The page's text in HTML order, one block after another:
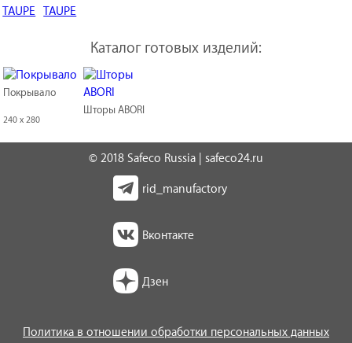
Каталог готовых изделий:
Покрывало
240 x 280
Шторы ABORI
© 2018 Safeco Russia | safeco24.ru
rid_manufactory
Вконтакте
Дзен
Политика в отношении обработки персональных данных